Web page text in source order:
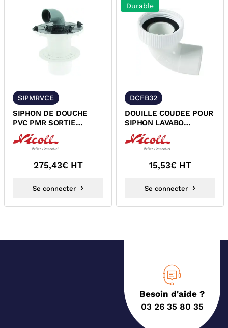
SIPMRVCE
SIPHON DE DOUCHE
PVC PMR SORTIE
VERTICALE A COLLER
NF NICOLL SIPMRVCE
275,43€ HT
Se connecter
Durable
DCFB32
DOUILLE COUDEE POUR
SIPHON LAVABO
DEPORTE PVC A
COLLER NICOLL...
15,53€ HT
Se connecter
Besoin d'aide ?
03 26 35 80 35